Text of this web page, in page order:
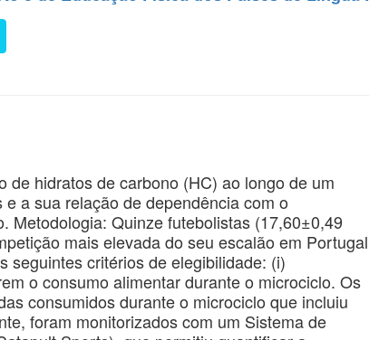
hidratos de carbono (HC) ao longo de um
a sua relação de dependência com o
Metodologia: Quinze futebolistas (17,60±0,49
mais elevada do seu escalão em Portugal
seguintes critérios de elegibilidade: (i)
o consumo alimentar durante o microciclo. Os
consumidos durante o microciclo que incluiu
foram monitorizados com um Sistema de